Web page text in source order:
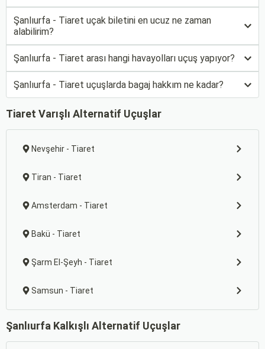
Şanlıurfa - Tiaret uçak biletini en ucuz ne zaman
alabilirim?
Şanlıurfa - Tiaret arası hangi havayolları uçuş yapıyor?
Şanlıurfa - Tiaret uçuşlarda bagaj hakkım ne kadar?
Tiaret Varışlı Alternatif Uçuşlar
Nevşehir - Tiaret
Tiran - Tiaret
Amsterdam - Tiaret
Bakü - Tiaret
Şarm El-Şeyh - Tiaret
Samsun - Tiaret
Şanlıurfa Kalkışlı Alternatif Uçuşlar